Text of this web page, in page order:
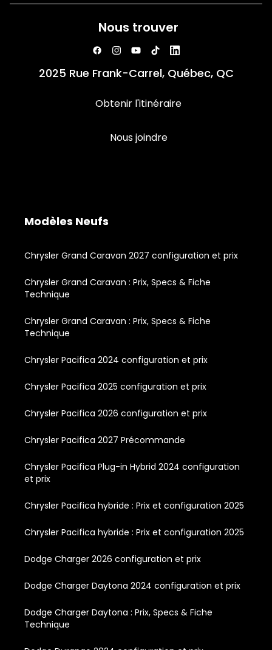
Nous trouver
2025 Rue Frank-Carrel, Québec, QC
Obtenir l'itinéraire
Nous joindre
Modèles Neufs
Chrysler Grand Caravan 2027 configuration et prix
Chrysler Grand Caravan : Prix, Specs & Fiche
Technique
Chrysler Grand Caravan : Prix, Specs & Fiche
Technique
Chrysler Pacifica 2024 configuration et prix
Chrysler Pacifica 2025 configuration et prix
Chrysler Pacifica 2026 configuration et prix
Chrysler Pacifica 2027 Précommande
Chrysler Pacifica Plug-in Hybrid 2024 configuration
et prix
Chrysler Pacifica hybride : Prix et configuration 2025
Chrysler Pacifica hybride : Prix et configuration 2025
Dodge Charger 2026 configuration et prix
Dodge Charger Daytona 2024 configuration et prix
Dodge Charger Daytona : Prix, Specs & Fiche
Technique